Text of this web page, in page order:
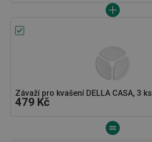
Závaží pro kvašení DELLA CASA, 3 ks
479 Kč